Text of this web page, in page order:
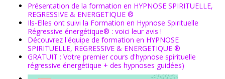
Présentation de la formation en HYPNOSE SPIRITUELLE,
REGRESSIVE & ENERGETIQUE ®
Ils-Elles ont suivi la Formation en Hypnose Spirituelle
Régressive énergétique®️ : voici leur avis !
Découvrez l'équipe de formation en HYPNOSE
SPIRITUELLE, REGRESSIVE & ENERGETIQUE ®
GRATUIT : Votre premier cours d'hypnose spirituelle
régressive énergétique + des hypnoses guidées)